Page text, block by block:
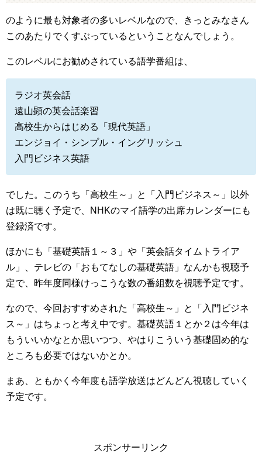
のように最も対象者の多いレベルなので、きっとみなさん
このあたりでくすぶっているということなんでしょう。
このレベルにお勧めされている語学番組は、
ラジオ英会話
遠山顕の英会話楽習
高校生からはじめる「現代英語」
エンジョイ・シンプル・イングリッシュ
入門ビジネス英語
でした。このうち「高校生～」と「入門ビジネス～」以外
は既に聴く予定で、NHKのマイ語学の出席カレンダーにも
登録済です。
ほかにも「基礎英語１～３」や「英会話タイムトライア
ル」、テレビの「おもてなしの基礎英語」なんかも視聴予
定で、昨年度同様けっこうな数の番組数を視聴予定です。
なので、今回おすすめされた「高校生～」と「入門ビジネ
ス～」はちょっと考え中です。基礎英語１とか２は今年は
もういいかなとか思いつつ、やはりこういう基礎固め的な
ところも必要ではないかとか。
まあ、ともかく今年度も語学放送はどんどん視聴していく
予定です。
スポンサーリンク